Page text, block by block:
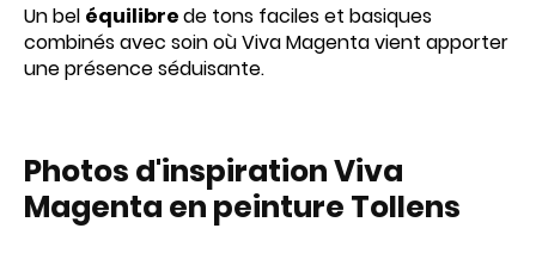
Un bel équilibrede tons faciles et basiques
combinés avec soin où Viva Magenta vient apporter
une présence séduisante.
Photos d'inspiration Viva
Magenta en peinture Tollens